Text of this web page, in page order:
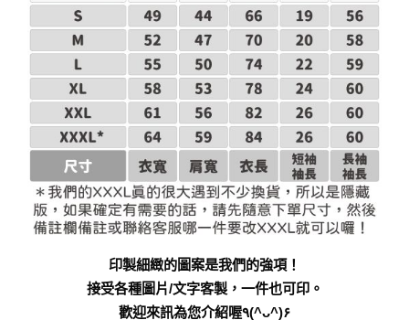
印製細緻的圖案是我們的強項！
接受各種圖片/文字客製，一件也可印。
歡迎來訊為您介紹喔٩(^ᴗ^)۶